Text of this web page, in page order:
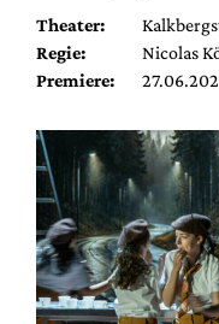
Theater:
Regie:
Nicolas
Premiere: